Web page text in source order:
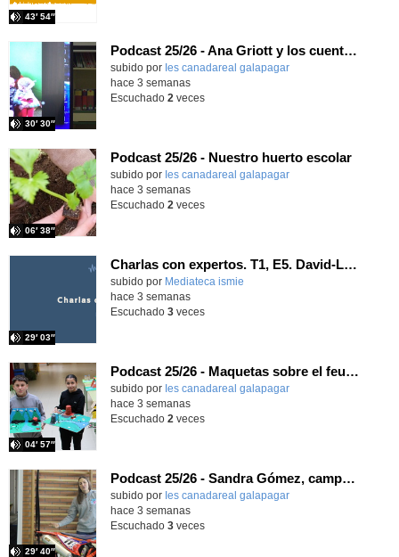
43′ 54″
Podcast 25/26 - Ana Griott y los cuentos de las voces olvidadas
subido por Ies canadareal galapagar
30′ 30″
-
hace 3 semanas
Escuchado 2 veces
Podcast 25/26 - Nuestro huerto escolar
subido por Ies canadareal galapagar
06′ 38″
-
hace 3 semanas
Escuchado 2 veces
Charlas con expertos. T1, E5. David-Li Ilundáin Reviriego
subido por Mediateca ismie
29′ 03″
hace 3 semanas
Escuchado 3veces
Podcast 25/26 - Maquetas sobre el feudalismo
subido por Ies canadareal galapagar
04′ 57″
-
hace 3 semanas
Escuchado 2 veces
Podcast 25/26 - Sandra Gómez, campeona de Enduro
subido por Ies canadareal galapagar
29′ 40″
-
hace 3 semanas
Escuchado 3veces